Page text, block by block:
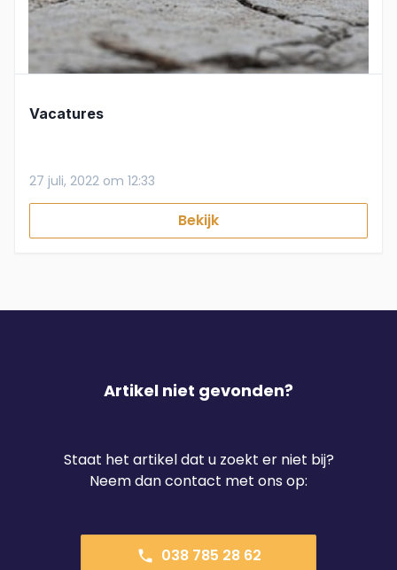
Vacatures
27 juli, 2022 om 12:33
Bekijk
Artikel niet gevonden?
Staat het artikel dat u zoekt er niet bij?
Neem dan contact met ons op:
038 785 28 62